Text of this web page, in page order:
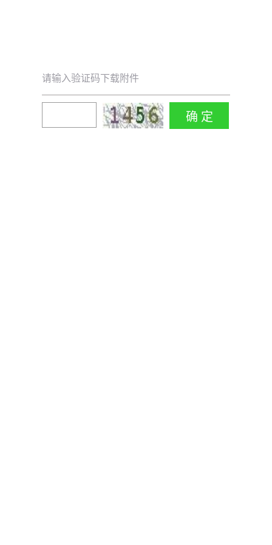
请输入验证码下载附件